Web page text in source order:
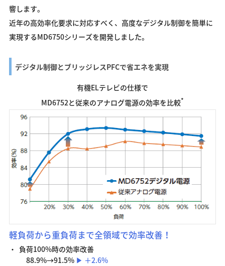
響します。
近年の高効率化要求に対応すべく、高度なデジタル制御を簡単に
実現するMD6750シリーズを開発しました。
デジタル制御とブリッジレスPFCで省エネを実現
有機ELテレビの仕様で
MD6752と従来のアナログ電源の効率を比較*
軽負荷から重負荷まで全領域で効率改善！
負荷100%時の効率改善
88.9%→91.5% ▶ ＋2.6%